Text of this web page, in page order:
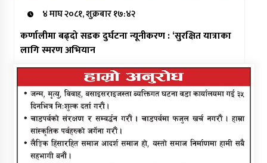
४ माघ २०८१, शुक्रबार १७:४२
कर्णालीमा बढ्दो सडक दुर्घटना न्यूनीकरण : ‘सुरक्षित यात्राका
लागि स्मरण अभियान